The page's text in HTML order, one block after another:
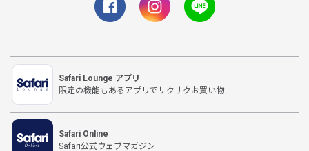
Safari Lounge アプリ
限定の機能もあるアプリでサクサクお買い物
Safari Online
Safari公式ウェブマガジン